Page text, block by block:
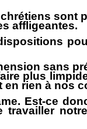
sont
affligeantes.
sans
plus
en rien à nos
Est-ce